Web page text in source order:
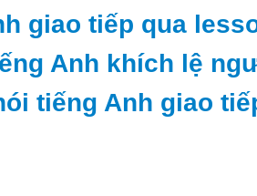
giao tiếp qua
Anh khích lệ
tiếng Anh giao